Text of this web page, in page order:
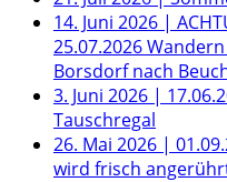
14. Juni 2026 |
25.07.2026
Borsdorf nach
3. Juni 2026 |
Tauschregal
26. Mai 2026 |
wird frisch